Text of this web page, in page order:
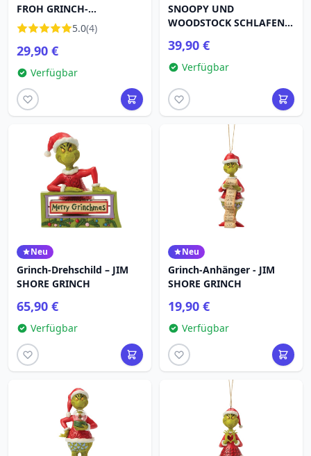
FROH GRINCH-
PERSONALITY POSE - JIM
SHORE GRINCH
5.0(4)
29,90 €
Verfügbar
SNOOPY UND
WOODSTOCK SCHLAFEN
39,90 €
Verfügbar
Neu
Grinch-Drehschild – JIM
SHORE GRINCH
65,90 €
Verfügbar
Neu
Grinch-Anhänger - JIM
SHORE GRINCH
19,90 €
Verfügbar